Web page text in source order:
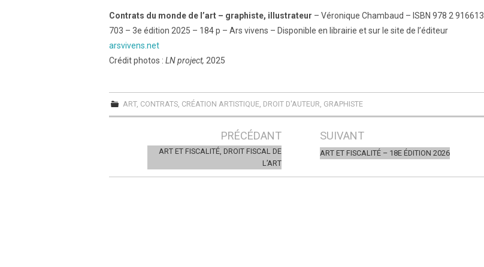
Contrats du monde de l’art – graphiste, illustrateur – Véronique Chambaud – ISBN 978 2 916613
703 – 3e édition 2025 – 184 p – Ars vivens – Disponible en librairie et sur le site de l’éditeur
arsvivens.net
Crédit photos : LN project, 2025
ART, CONTRATS CRÉATION ARTISTIQUE DROIT D'AUTEUR GRAPHISTE
navigation
PRÉCÉDANT
ART ET FISCALITÉ, DROIT FISCAL DE
L’ART
SUIVANT
ART ET FISCALITÉ – 18E ÉDITION 2026